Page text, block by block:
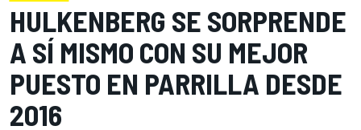
HULKENBERG SE SORPRENDE
A SÍ MISMO CON SU MEJOR
PUESTO EN PARRILLA DESDE
2016